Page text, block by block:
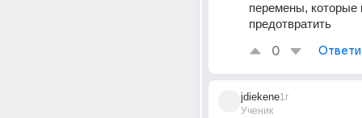
перемены,
предотвратить
0
jdiekene
Ученик
1г